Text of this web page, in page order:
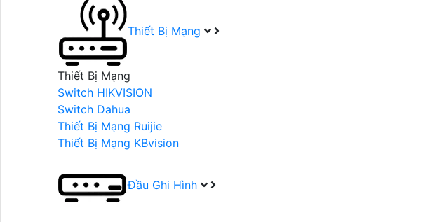
Thiết Bị Mạng
Thiết Bị Mạng
Switch HIKVISION
Switch Dahua
Thiết Bị Mạng Ruijie
Thiết Bị Mạng KBvision
Đầu Ghi Hình